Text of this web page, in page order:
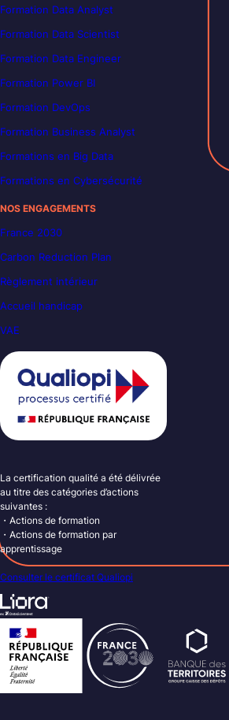
Formation Data Analyst
Formation Data Scientist
Formation Data Engineer
Formation Power BI
Formation DevOps
Formation Business Analyst
Formations en Big Data
Formations en Cybersécurité
NOS ENGAGEMENTS
France 2030
Carbon Reduction Plan
Règlement intérieur
Accueil handicap
VAE
La certification qualité a été délivrée
au titre des catégories d’actions
suivantes :
・Actions de formation
・Actions de formation par
apprentissage
Consulter le certificat Qualiopi